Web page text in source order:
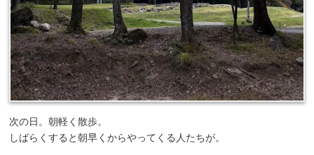
次の日。朝軽く散歩。
しばらくすると朝早くからやってくる人たちが。